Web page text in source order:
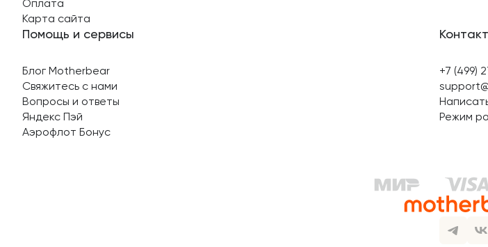
Оплата
Карта сайта
Помощь и сервисы
Блог Motherbear
Свяжитесь с нами
Вопросы и ответы
Яндекс Пэй
Аэрофлот Бонус
+7 (499)
Режим